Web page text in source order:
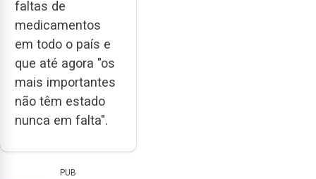
faltas de
medicamentos
em todo o país e
que até agora "os
mais importantes
não têm estado
nunca em falta".
PUB